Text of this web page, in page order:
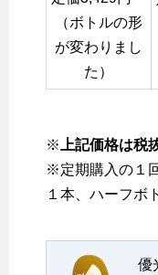
（ボトルの形
が変わりまし
た）
※
上記価格は税
※定期購入の１
１本、ハーフボ
優